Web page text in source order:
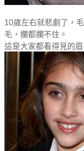
10歲左右就悲劇了，
毛，攔都攔不住。
這是大家都看得見的